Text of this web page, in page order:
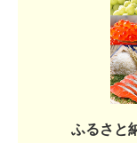
ふるさと